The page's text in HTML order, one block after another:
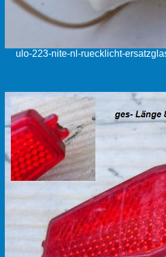
ulo-223-nite-nl-ruecklicht-